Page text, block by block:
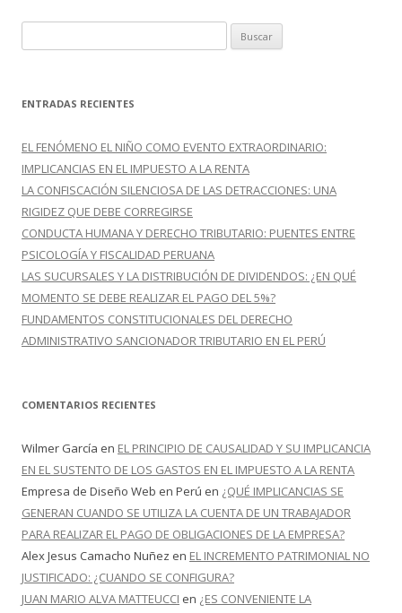
u
c
r
:
ENTRADAS RECIENTES
EL FENÓMENO EL NIÑO COMO EVENTO EXTRAORDINARIO:
IMPLICANCIAS EN EL IMPUESTO A LA RENTA
LA CONFISCACIÓN SILENCIOSA DE LAS DETRACCIONES: UNA
RIGIDEZ QUE DEBE CORREGIRSE
CONDUCTA HUMANA Y DERECHO TRIBUTARIO: PUENTES ENTRE
PSICOLOGÍA Y FISCALIDAD PERUANA
LAS SUCURSALES Y LA DISTRIBUCIÓN DE DIVIDENDOS: ¿EN QUÉ
MOMENTO SE DEBE REALIZAR EL PAGO DEL 5%?
FUNDAMENTOS CONSTITUCIONALES DEL DERECHO
ADMINISTRATIVO SANCIONADOR TRIBUTARIO EN EL PERÚ
COMENTARIOS RECIENTES
Wilmer García en EL PRINCIPIO DE CAUSALIDAD Y SU IMPLICANCIA
EN EL SUSTENTO DE LOS GASTOS EN EL IMPUESTO A LA RENTA
Empresa de Diseño Web en Perú en ¿QUÉ IMPLICANCIAS SE
GENERAN CUANDO SE UTILIZA LA CUENTA DE UN TRABAJADOR
PARA REALIZAR EL PAGO DE OBLIGACIONES DE LA EMPRESA?
Alex Jesus Camacho Nuñez en EL INCREMENTO PATRIMONIAL NO
JUSTIFICADO: ¿CUANDO SE CONFIGURA?
JUAN MARIO ALVA MATTEUCCI en ¿ES CONVENIENTE LA